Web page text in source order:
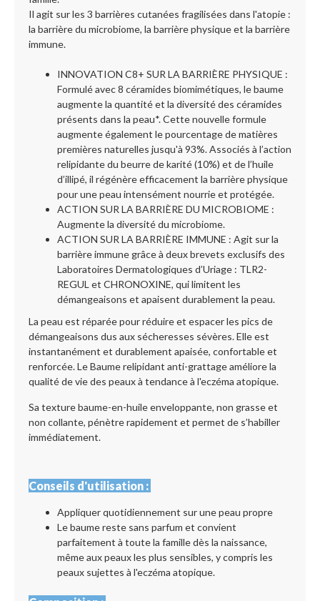
Il agit sur les 3 barrières cutanées fragilisées dans l'atopie :
la barrière du microbiome, la barrière physique et la barrière
immune.
INNOVATION C8+ SUR LA BARRIÈRE PHYSIQUE :
Formulé avec 8 céramides biomimétiques, le baume
augmente la quantité et la diversité des céramides
présents dans la peau*. Cette nouvelle formule
augmente également le pourcentage de matières
premières naturelles jusqu'à 93%. Associés à l’action
relipidante du beurre de karité (10%) et de l’huile
d’illipé, il régénère efficacement la barrière physique
pour une peau intensément nourrie et protégée.
ACTION SUR LA BARRIÈRE DU MICROBIOME :
Augmente la diversité du microbiome.
ACTION SUR LA BARRIÈRE IMMUNE : Agit sur la
barrière immune grâce à deux brevets exclusifs des
Laboratoires Dermatologiques d’Uriage : TLR2-
REGUL et CHRONOXINE, qui limitent les
démangeaisons et apaisent durablement la peau.
La peau est réparée pour réduire et espacer les pics de
démangeaisons dus aux sécheresses sévères. Elle est
instantanément et durablement apaisée, confortable et
renforcée. Le Baume relipidant anti-grattage améliore la
qualité de vie des peaux à tendance à l'eczéma atopique.
Sa texture baume-en-huile enveloppante, non grasse et
non collante, pénètre rapidement et permet de s’habiller
immédiatement.
Conseils d'utilisation :
Appliquer quotidiennement sur une peau propre
Le baume reste sans parfum et convient
parfaitement à toute la famille dès la naissance,
même aux peaux les plus sensibles, y compris les
peaux sujettes à l'eczéma atopique.